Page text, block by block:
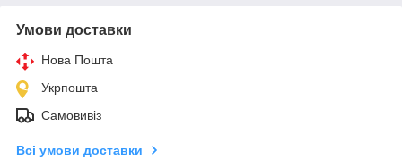
Умови доставки
Нова Пошта
Укрпошта
Самовивіз
Всі умови доставки